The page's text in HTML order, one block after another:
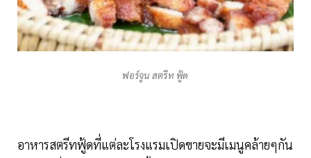
ฟอร์จูน สตรีท ฟู้ด
อาหารสตรีทฟู้ดที่แต่ละโรงแรมเปิดขายจะมีเมนูคล้ายๆกัน